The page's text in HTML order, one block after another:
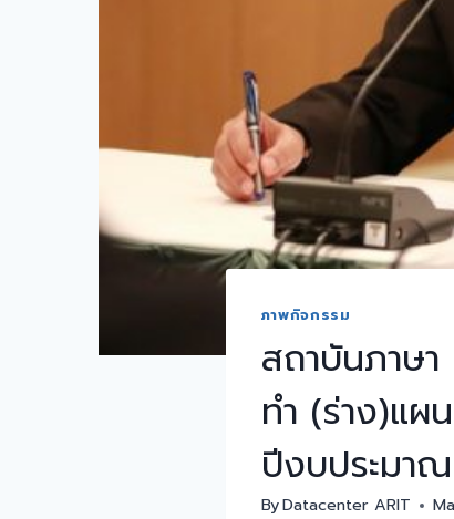
ภาพกิจกรรม
สถาบันภาษ
ทำ (ร่าง)แผ
ปีงบประมา
ByDatacenter ARIT